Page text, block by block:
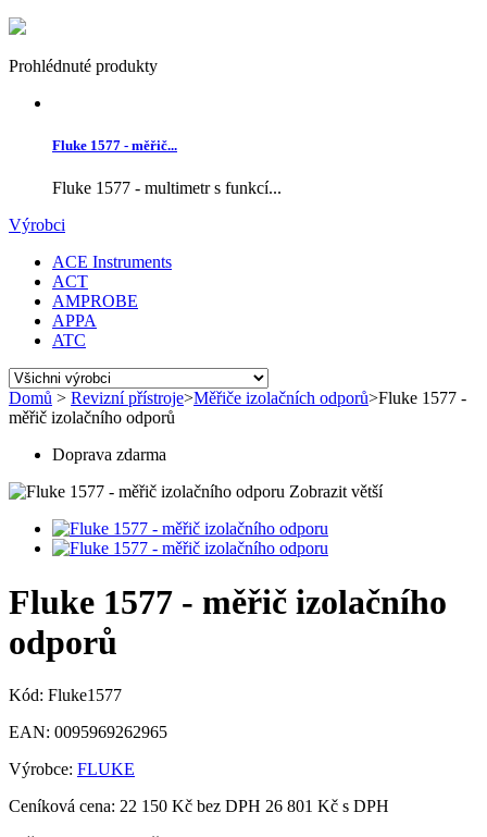
Prohlédnuté produkty
Fluke 1577 - měřič...
Fluke 1577 - multimetr s funkcí...
Výrobci
ACE Instruments
ACT
AMPROBE
APPA
ATC
Domů > Revizní přístroje>Měřiče izolačních odporů>Fluke 1577 -
měřič izolačního odporů
Doprava zdarma
Zobrazit větší
Fluke 1577 - měřič izolačního
odporů
Kód: Fluke1577
EAN: 0095969262965
Výrobce: FLUKE
Ceníková cena: 22 150 Kč bez DPH 26 801 Kč s DPH